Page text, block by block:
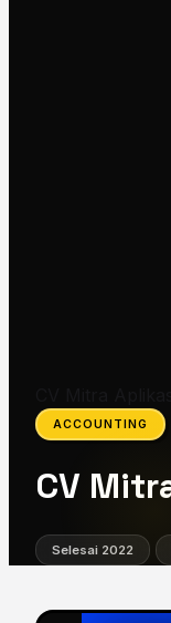
ACCOUNTING
CV
Selesai 2022